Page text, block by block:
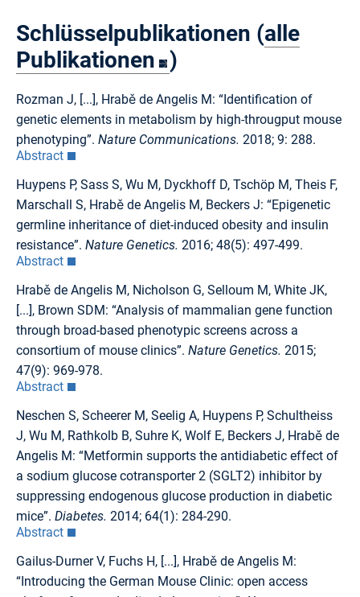
Schlüsselpublikationen (alle
Publikationen )
Rozman J, [...], Hrabě de Angelis M: “Identification of
genetic elements in metabolism by high-througput mouse
phenotyping”. Nature Communications. 2018; 9: 288.
Abstract
Huypens P, Sass S, Wu M, Dyckhoff D, Tschöp M, Theis F,
Marschall S, Hrabě de Angelis M, Beckers J: “Epigenetic
germline inheritance of diet-induced obesity and insulin
resistance”. Nature Genetics. 2016; 48(5): 497-499.
Abstract
Hrabě de Angelis M, Nicholson G, Selloum M, White JK,
[...], Brown SDM: “Analysis of mammalian gene function
through broad-based phenotypic screens across a
consortium of mouse clinics”. Nature Genetics. 2015;
47(9): 969-978.
Abstract
Neschen S, Scheerer M, Seelig A, Huypens P, Schultheiss
J, Wu M, Rathkolb B, Suhre K, Wolf E, Beckers J, Hrabě de
Angelis M: “Metformin supports the antidiabetic effect of
a sodium glucose cotransporter 2 (SGLT2) inhibitor by
suppressing endogenous glucose production in diabetic
mice”. Diabetes. 2014; 64(1): 284-290.
Abstract
Gailus-Durner V, Fuchs H, [...], Hrabě de Angelis M:
“Introducing the German Mouse Clinic: open access